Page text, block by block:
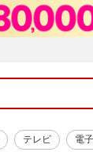
テレビ 電